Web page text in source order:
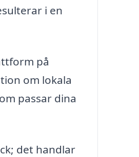
i en
på
om lokala
passar dina
det handlar